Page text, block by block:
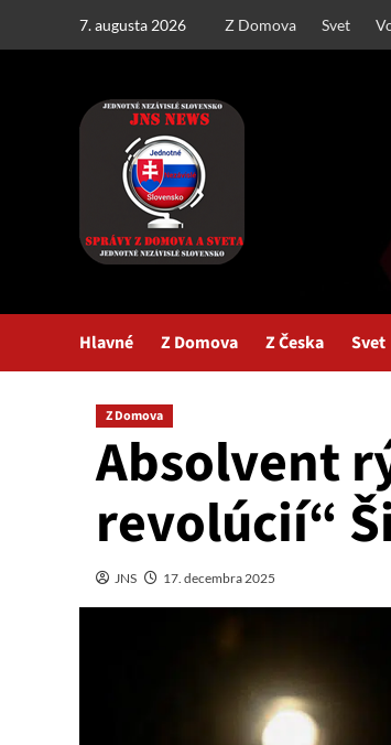
7. augusta 2026 Z Domova Svet
Hlavné Z Domova Z Česka Svet
Z Domova
Absolvent
revolúcií“
JNS 17. decembra 2025